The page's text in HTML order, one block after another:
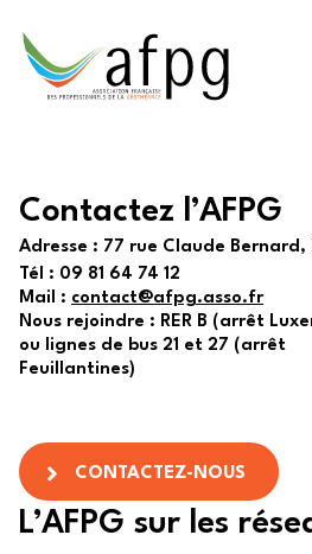
Contactez l’AFPG
Adresse : 77 rue Claude Bernard,
Tél : 09 81 64 74 12
Mail : contact@afpg.asso.fr
Nous rejoindre : RER B (arrêt
ou lignes de bus 21 et 27 (arrêt
Feuillantines)
CONTACTEZ-NOUS
L’AFPG sur les